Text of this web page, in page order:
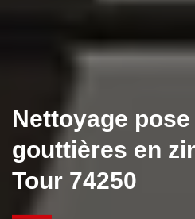
Nettoyage pose
gouttières en
Tour 74250